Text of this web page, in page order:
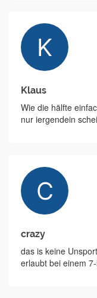
Klaus
Wie die hälfte
nur iergendein
crazy
das is keine
erlaubt bei einem